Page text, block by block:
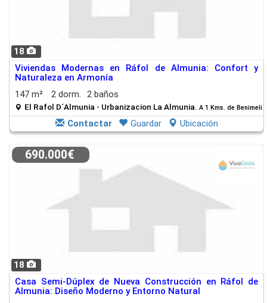
18
Viviendas Modernas en Ráfol de Almunia: Confort y
Naturaleza en Armonía
147 m²
2 dorm. 2 baños
El Rafol D´Almunia - Urbanizacion La Almunia. A 1 Kms. de Benimeli
Contactar Guardar Ubicación
18
690.000€
Casa Semi-Dúplex de Nueva Construcción en Ráfol de
Almunia: Diseño Moderno y Entorno Natural